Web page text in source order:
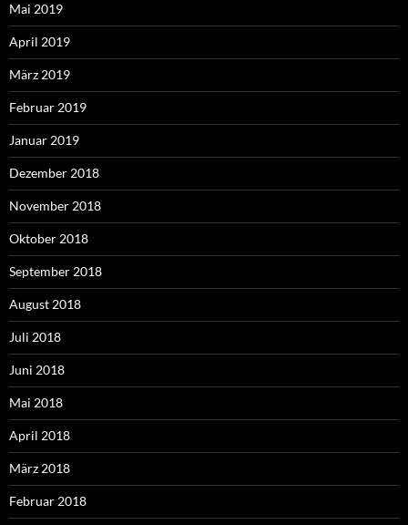
Mai 2019
April 2019
März 2019
Februar 2019
Januar 2019
Dezember 2018
November 2018
Oktober 2018
September 2018
August 2018
Juli 2018
Juni 2018
Mai 2018
April 2018
März 2018
Februar 2018